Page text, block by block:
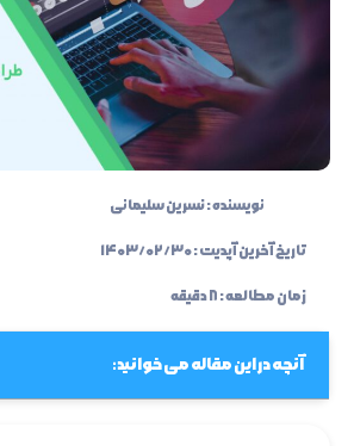
نویسنده :نسرین سلیمانی
تاریخ آخرین آپدیت :۱۴۰۳/۰۲/۳۰
زمان مطالعه : ۸ دقیقه
آنچه در این مقاله می خوانید: